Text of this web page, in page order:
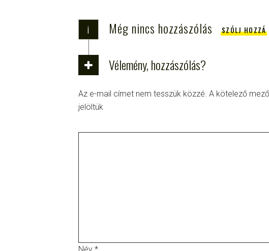
i Még nincs hozzászólás SZÓLJ HOZZÁ
Vélemény, hozzászólás?
Az e-mail címet nem tesszük közzé. A kötelező
jelöltük
Név *